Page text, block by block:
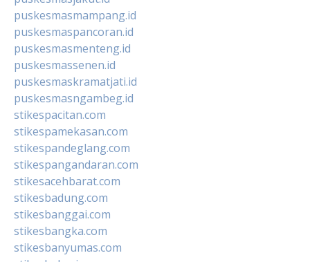
puskesmasmampang.id
puskesmaspancoran.id
puskesmasmenteng.id
puskesmassenen.id
puskesmaskramatjati.id
puskesmasngambeg.id
stikespacitan.com
stikespamekasan.com
stikespandeglang.com
stikespangandaran.com
stikesacehbarat.com
stikesbadung.com
stikesbanggai.com
stikesbangka.com
stikesbanyumas.com